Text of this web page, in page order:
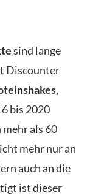
sind lange
Discounter
bis 2020
als 60
mehr nur an
auch an die
ist dieser